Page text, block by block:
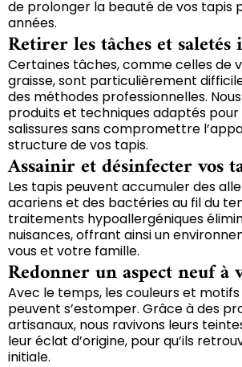
de prolonger la beauté de vos tapis
années.
Retirer les tâches et saletés
Certaines tâches, comme celles de
graisse, sont particulièrement
des méthodes professionnelles.
produits et techniques adaptés
salissures sans compromettre
structure de vos tapis.
Assainir et désinfecter vos
Les tapis peuvent accumuler des
acariens et des bactéries au fil du
traitements hypoallergéniques
nuisances, offrant ainsi un
vous et votre famille.
Redonner un aspect neuf à
Avec le temps, les couleurs et
peuvent s’estomper. Grâce à des
artisanaux, nous ravivons leurs
leur éclat d’origine, pour qu’ils
initiale.